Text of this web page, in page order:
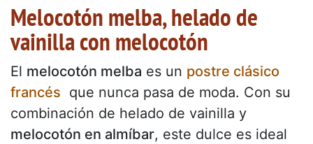
Melocotón melba, helado de
vainilla con melocotón
El melocotón melba es un postre clásico
francés que nunca pasa de moda. Con su
combinación de helado de vainilla y
melocotón en almíbar, este dulce es ideal